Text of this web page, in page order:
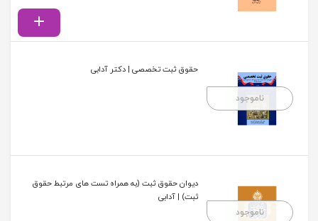
ناموجود
حقوق ثبت تخصصی | دکتر آدابی
ناموجود
دیوان حقوق ثبت (به همراه تست های مرتبط حقوق
ثبت) | آدابی